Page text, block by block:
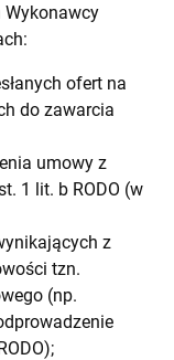
Wykonawcy
ofert na
do zawarcia
umowy z
1 lit. b RODO (w
z
tzn.
(np.